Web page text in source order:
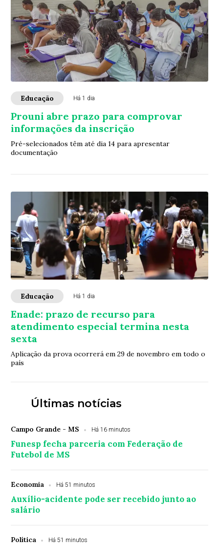
Educação Há 1 dia
Prouni abre prazo para comprovar
informações da inscrição
Pré-selecionados têm até dia 14 para apresentar
documentação
Educação Há 1 dia
Enade: prazo de recurso para
atendimento especial termina nesta
sexta
Aplicação da prova ocorrerá em 29 de novembro em todo o
país
Últimas notícias
Campo Grande - MS Há 16 minutos
Funesp fecha parceria com Federação de
Futebol de MS
Economia Há 51 minutos
Auxílio-acidente pode ser recebido junto ao
salário
Política Há 51 minutos